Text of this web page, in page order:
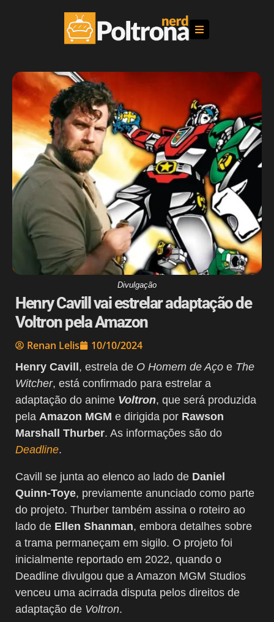
Divulgação
Henry Cavill vai estrelar adaptação de
Voltron pela Amazon
Renan Lelis 10/10/2024
Henry Cavill, estrela de O Homem de Aço e The
Witcher, está confirmado para estrelar a
adaptação do anime Voltron, que será produzida
pela Amazon MGM e dirigida por Rawson
Marshall Thurber. As informações são do
Deadline.
Cavill se junta ao elenco ao lado de Daniel
Quinn-Toye, previamente anunciado como parte
do projeto. Thurber também assina o roteiro ao
lado de Ellen Shanman, embora detalhes sobre
a trama permaneçam em sigilo. O projeto foi
inicialmente reportado em 2022, quando o
Deadline divulgou que a Amazon MGM Studios
venceu uma acirrada disputa pelos direitos de
adaptação de Voltron.